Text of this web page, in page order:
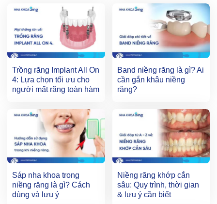
Trồng răng Implant All On
4: Lựa chọn tối ưu cho
người mất răng toàn hàm
Band niềng răng là gì? Ai
cần gắn khâu niềng
răng?
Sáp nha khoa trong
niềng răng là gì? Cách
dùng và lưu ý
Niềng răng khớp cắn
sâu: Quy trình, thời gian
& lưu ý cần biết